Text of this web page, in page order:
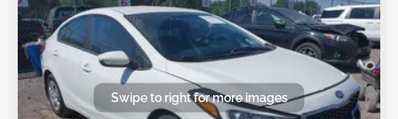
Swipe to right for more images